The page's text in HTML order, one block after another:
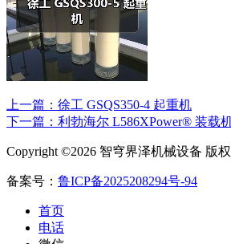
上一篇：徐工 GSQS350-4 起重机
下一篇：利勃海尔 L586XPower® 装载
Copyright ©2026 智穹界泽机械设备 版
备案号： 鲁ICP备2025208294号-94
首页
电话